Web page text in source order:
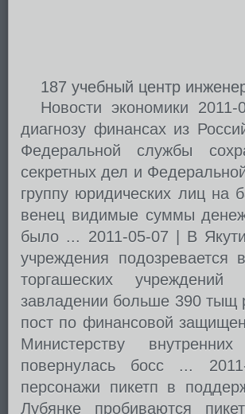
187 учебный центр
Новости экономики
диагнозу финансах из
Федеральной службы
секретных дел и
группу юридических лиц на
венец видимые суммы
было ... 2011-05-07 | В
учреждения
торгашеских
завладении больше 390 тыщ
пост по финансовой
Министерству
повернулась босс ...
персонажи пикетп в
Лубянке пробиваются